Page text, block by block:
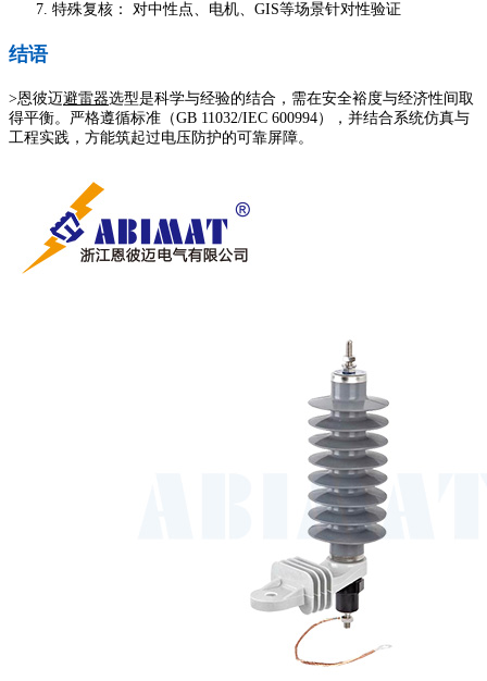
特殊复核： 对中性点、电机、GIS等场景针对性验证
结语
>恩彼迈避雷器选型是科学与经验的结合，需在安全裕度与经济性间取
得平衡。严格遵循标准（GB 11032/IEC 600994），并结合系统仿真与
工程实践，方能筑起过电压防护的可靠屏障。